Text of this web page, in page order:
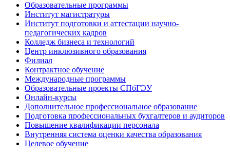
Образовательные программы
Институт магистратуры
Институт подготовки и аттестации научно-
педагогических кадров
Колледж бизнеса и технологий
Центр инклюзивного образования
Филиал
Контрактное обучение
Международные программы
Образовательные проекты СПбГЭУ
Онлайн-курсы
Дополнительное профессиональное образование
Подготовка профессиональных бухгалтеров и аудиторов
Повышение квалификации персонала
Внутренняя система оценки качества образования
Целевое обучение